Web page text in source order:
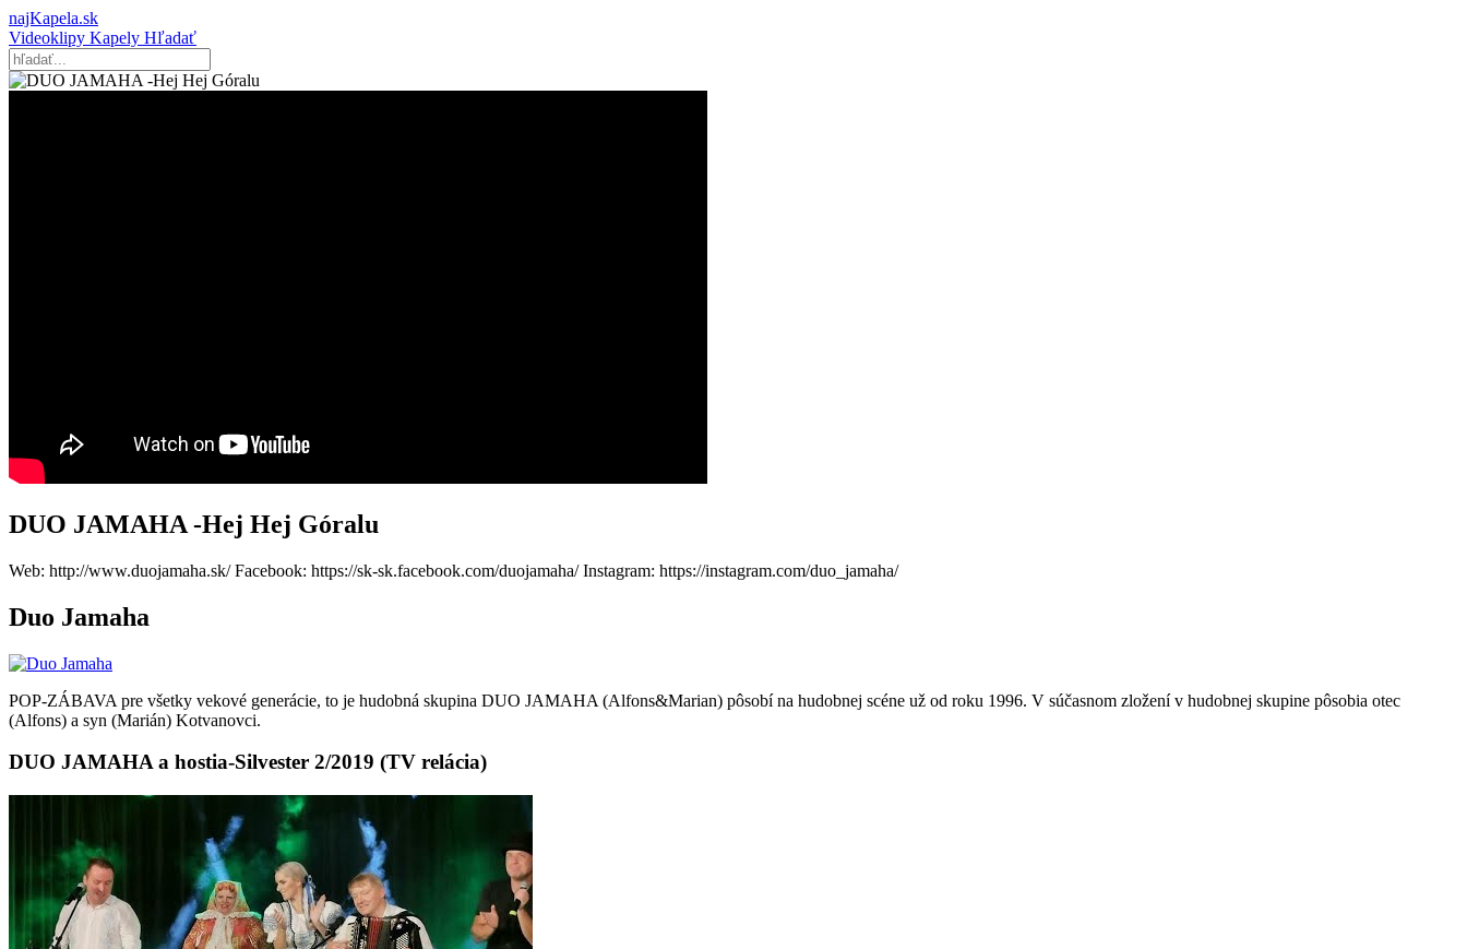
najKapela.sk
Videoklipy Kapely Hľadať
DUO JAMAHA -Hej Hej Góralu
Web: http://www.duojamaha.sk/ Facebook: https://sk-sk.facebook.com/duojamaha/ Instagram: https://instagram.com/duo_jamaha/
Duo Jamaha
POP-ZÁBAVA pre všetky vekové generácie, to je hudobná skupina DUO JAMAHA (Alfons&Marian) pôsobí na hudobnej scéne už od roku 1996. V súčasnom zložení v hudobnej skupine pôsobia otec
(Alfons) a syn (Marián) Kotvanovci.
DUO JAMAHA a hostia-Silvester 2/2019 (TV relácia)